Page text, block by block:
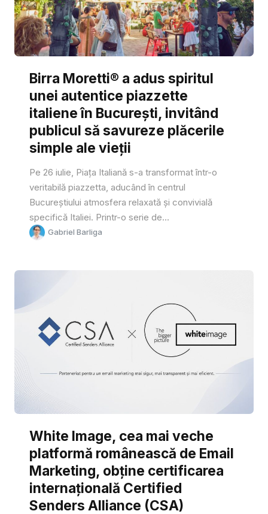
Birra Moretti® a adus spiritul
unei autentice piazzette
italiene în București, invitând
publicul să savureze plăcerile
simple ale vieții
Pe 26 iulie, Piața Italiană s-a transformat într-o
veritabilă piazzetta, aducând în centrul
Bucureștiului atmosfera relaxată și convivială
specifică Italiei. Printr-o serie de...
Gabriel Barliga
White Image, cea mai veche
platformă românească de Email
Marketing, obține certificarea
internațională Certified
Senders Alliance (CSA)